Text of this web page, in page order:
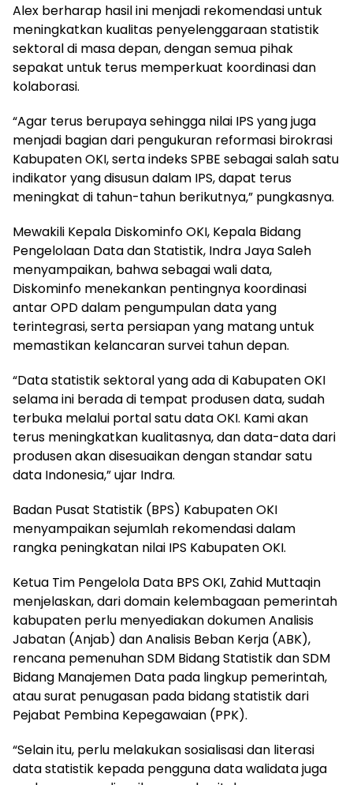
Alex berharap hasil ini menjadi rekomendasi untuk
meningkatkan kualitas penyelenggaraan statistik
sektoral di masa depan, dengan semua pihak
sepakat untuk terus memperkuat koordinasi dan
kolaborasi.
“Agar terus berupaya sehingga nilai IPS yang juga
menjadi bagian dari pengukuran reformasi birokrasi
Kabupaten OKI, serta indeks SPBE sebagai salah satu
indikator yang disusun dalam IPS, dapat terus
meningkat di tahun-tahun berikutnya,” pungkasnya.
Mewakili Kepala Diskominfo OKI, Kepala Bidang
Pengelolaan Data dan Statistik, Indra Jaya Saleh
menyampaikan, bahwa sebagai wali data,
Diskominfo menekankan pentingnya koordinasi
antar OPD dalam pengumpulan data yang
terintegrasi, serta persiapan yang matang untuk
memastikan kelancaran survei tahun depan.
“Data statistik sektoral yang ada di Kabupaten OKI
selama ini berada di tempat produsen data, sudah
terbuka melalui portal satu data OKI. Kami akan
terus meningkatkan kualitasnya, dan data-data dari
produsen akan disesuaikan dengan standar satu
data Indonesia,” ujar Indra.
Badan Pusat Statistik (BPS) Kabupaten OKI
menyampaikan sejumlah rekomendasi dalam
rangka peningkatan nilai IPS Kabupaten OKI.
Ketua Tim Pengelola Data BPS OKI, Zahid Muttaqin
menjelaskan, dari domain kelembagaan pemerintah
kabupaten perlu menyediakan dokumen Analisis
Jabatan (Anjab) dan Analisis Beban Kerja (ABK),
rencana pemenuhan SDM Bidang Statistik dan SDM
Bidang Manajemen Data pada lingkup pemerintah,
atau surat penugasan pada bidang statistik dari
Pejabat Pembina Kepegawaian (PPK).
“Selain itu, perlu melakukan sosialisasi dan literasi
data statistik kepada pengguna data walidata juga